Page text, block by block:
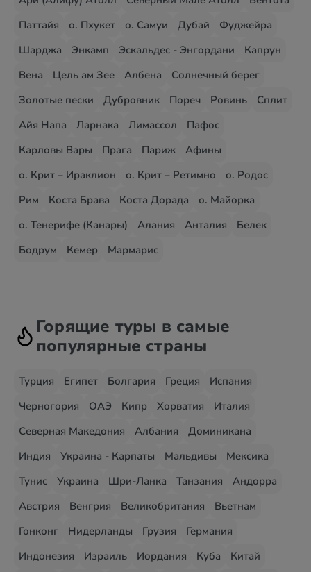
Паттайя
о. Пхукет о. Самуи Дубай
Фуджейра
Шарджа
Энкамп Эскальдес - Энгордани
Капрун
Вена
Цель ам Зее Албена
Солнечный берег
Золотые пески
Дубровник Пореч Ровинь
Сплит
Айя Напа
Ларнака Лимассол
Пафос
Карловы Вары
Прага Париж
Афины
о. Крит – Ираклион
о. Крит – Ретимно
о. Родос
Рим
Коста Брава Коста Дорада
о. Майорка
о. Тенерифе (Канары)
Алания Анталия
Белек
Бодрум
Кемер Мармарис
Горящие туры в самые
популярные страны
Турция Египет Болгария Греция
Испания
Черногория
ОАЭ Кипр Хорватия
Италия
Северная Македония
Албания
Доминикана
Индия
Украина - Карпаты Мальдивы
Мексика
Тунис
Украина Шри-Ланка Танзания
Андорра
Австрия
Венгрия Великобритания
Вьетнам
Гонконг
Нидерланды Грузия
Германия
Индонезия
Израиль Иордания Куба
Китай